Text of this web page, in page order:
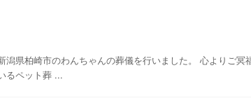
県柏崎市のわんちゃんの葬儀を行いました。 心よりご冥
るペット葬 ...